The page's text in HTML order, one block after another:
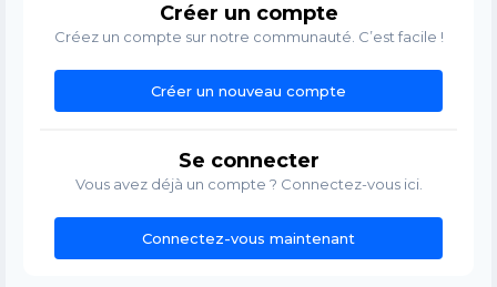
Créer un compte
Créez un compte sur notre communauté. C’est facile !
Créer un nouveau compte
Se connecter
Vous avez déjà un compte ? Connectez-vous ici.
Connectez-vous maintenant